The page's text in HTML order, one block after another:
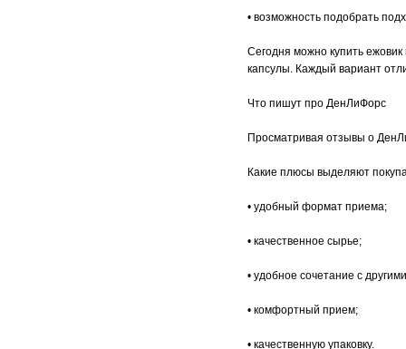
• возможность подобрать
Сегодня можно купить
капсулы. Каждый вариант
Что пишут про ДенЛиФорс
Просматривая отзывы о
Какие плюсы выделяют
• удобный формат приема;
• качественное сырье;
• удобное сочетание с
• комфортный прием;
• качественную упаковку.